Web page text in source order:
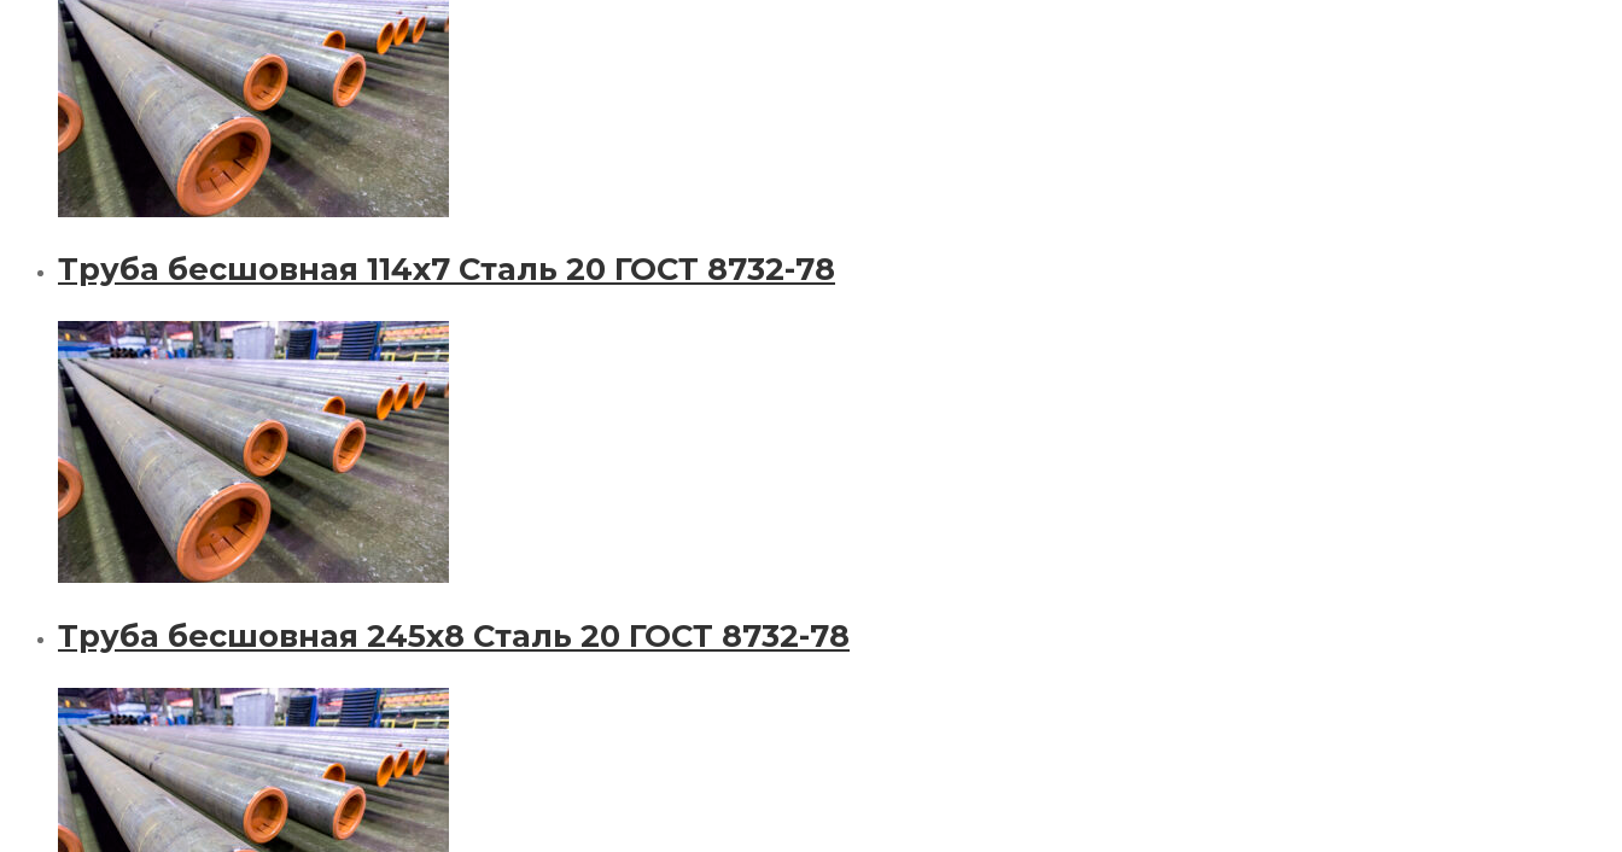
Труба бесшовная 114х7 Сталь 20 ГОСТ 8732-78
Труба бесшовная 245х8 Сталь 20 ГОСТ 8732-78